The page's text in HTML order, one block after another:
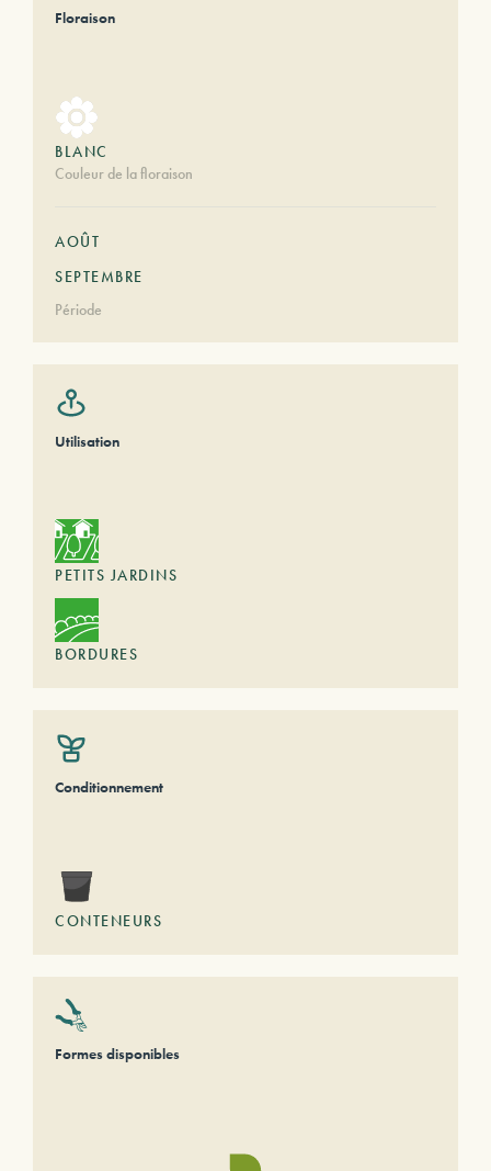
Floraison
BLANC
Couleur de la floraison
AOÛT
SEPTEMBRE
Période
Utilisation
PETITS JARDINS
BORDURES
Conditionnement
CONTENEURS
Formes disponibles